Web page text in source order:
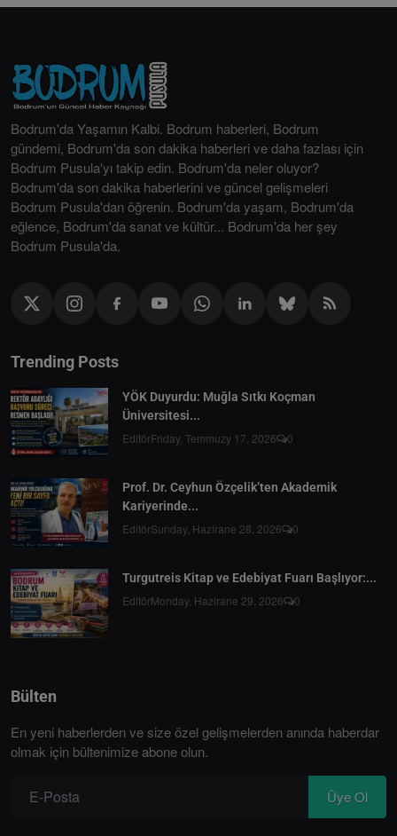
Bodrum'da Yaşamın Kalbi. Bodrum haberleri, Bodrum
gündemi, Bodrum'da son dakika haberleri ve daha fazlası için
Bodrum Pusula'yı takip edin. Bodrum'da neler oluyor?
Bodrum'da son dakika haberlerini ve güncel gelişmeleri
Bodrum Pusula'dan öğrenin. Bodrum'da yaşam, Bodrum'da
eğlence, Bodrum'da sanat ve kültür... Bodrum'da her şey
Bodrum Pusula'da.
Trending Posts
YÖK Duyurdu: Muğla Sıtkı Koçman
Üniversitesi...
EditörFriday, Temmuzy 17, 2026 0
Prof. Dr. Ceyhun Özçelik’ten Akademik
Kariyerinde...
EditörSunday, Hazirane 28, 2026 0
Turgutreis Kitap ve Edebiyat Fuarı Başlıyor:...
EditörMonday, Hazirane 29, 2026 0
Bülten
En yeni haberlerden ve size özel gelişmelerden anında haberdar
olmak için bültenimize abone olun.
Üye Ol